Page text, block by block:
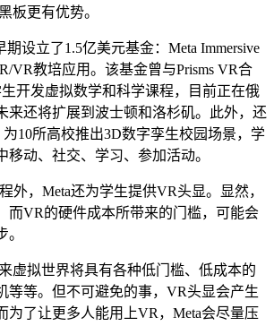
板更有优势。
期设立了1.5亿美元基金：Meta Immersive
VR教培应用。该基金曾与Prisms VR合
开发虚拟数学和科学课程，目前正在俄
来还将扩展到波士顿和洛杉矶。此外，还
10所高校推出3D数字孪生校园场景，学
移动、社交、学习、参加活动。
外，Meta还为学生提供VR头显。显然，
而VR的硬件成本所带来的门槛，可能会
虚拟世界将具有各种低门槛、低成本的
等等。但不可避免的事，VR头显会产生
为了让更多人能用上VR，Meta会尽量压